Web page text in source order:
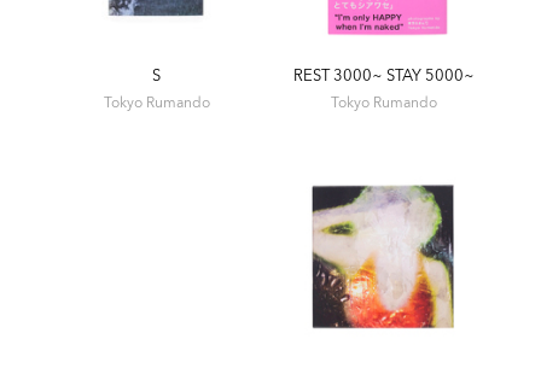
S
Tokyo Rumando
REST 3000~ STAY 5000~
Tokyo Rumando